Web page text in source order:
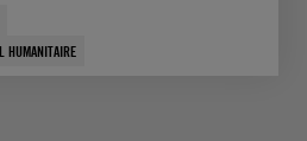
HUMANITAIRE